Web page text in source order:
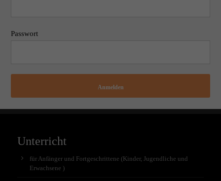
Passwort
Anmelden
Unterricht
für Anfänger und Fortgeschrittene (Kinder, Jugendliche und
Erwachsene )